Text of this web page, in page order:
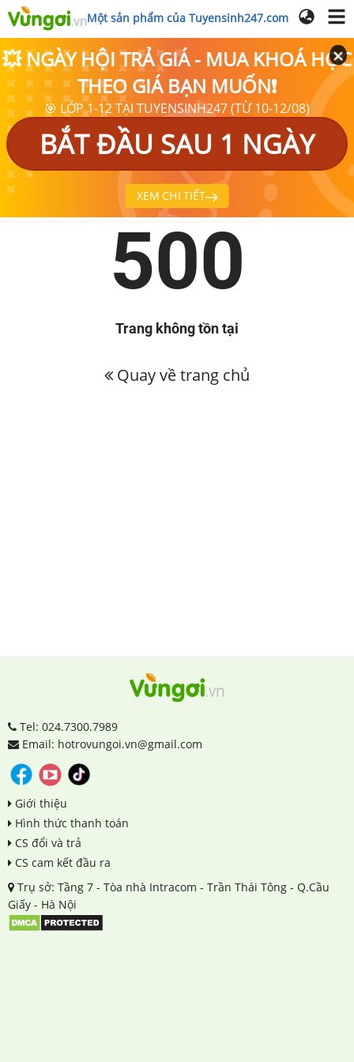
Một sản phẩm của Tuyensinh247.com
💥 NGÀY HỘI TRẢ GIÁ - MUA KHOÁ HỌC
THEO GIÁ BẠN MUỐN❗
🎯 LỚP 1-12 TẠI TUYENSINH247 (TỪ 10-12/08)
BẮT ĐẦU SAU 1 NGÀY
XEM CHI TIẾT
500
Trang không tồn tại
Quay về trang chủ
Tel: 024.7300.7989
Email: hotrovungoi.vn@gmail.com
Giới thiệu
Hình thức thanh toán
CS đổi và trả
CS cam kết đầu ra
Trụ sở: Tầng 7 - Tòa nhà Intracom - Trần Thái Tông - Q.Cầu
Giấy - Hà Nội